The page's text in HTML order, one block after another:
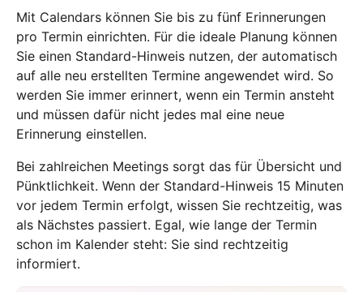
Mit Calendars können Sie bis zu fünf Erinnerungen
pro Termin einrichten. Für die ideale Planung können
Sie einen Standard-Hinweis nutzen, der automatisch
auf alle neu erstellten Termine angewendet wird. So
werden Sie immer erinnert, wenn ein Termin ansteht
und müssen dafür nicht jedes mal eine neue
Erinnerung einstellen.
Bei zahlreichen Meetings sorgt das für Übersicht und
Pünktlichkeit. Wenn der Standard-Hinweis 15 Minuten
vor jedem Termin erfolgt, wissen Sie rechtzeitig, was
als Nächstes passiert. Egal, wie lange der Termin
schon im Kalender steht: Sie sind rechtzeitig
informiert.